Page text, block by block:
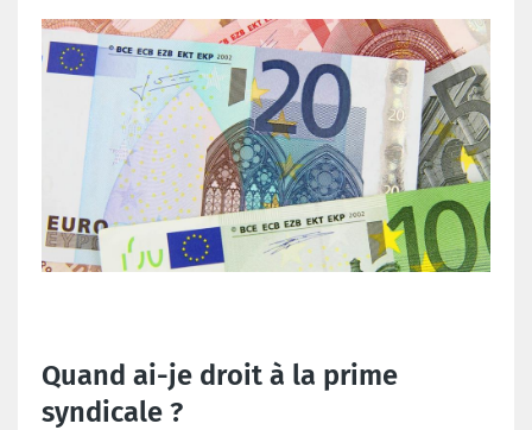
Quand ai-je droit à la prime
syndicale ?